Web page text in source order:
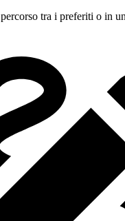
tra i preferiti o in